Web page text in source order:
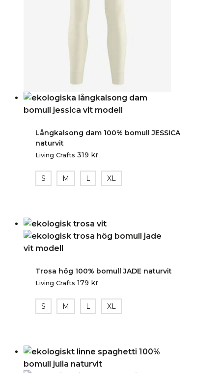
Långkalsong dam 100% bomull JESSICA
naturvit
Living Crafts 319 kr
S M L XL
Trosa hög 100% bomull JADE naturvit
Living Crafts 179 kr
S M L XL